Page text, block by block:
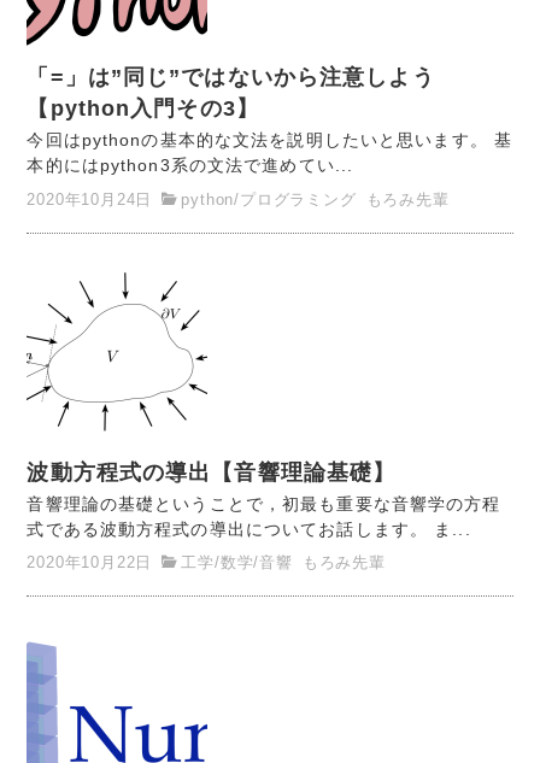
「=」は”同じ”ではないから注意しよう
【python入門その3】
今回はpythonの基本的な文法を説明したいと思います。 基
本的にはpython3系の文法で進めてい...
2020年10月24日
python/プログラミング もろみ先輩
波動方程式の導出【音響理論基礎】
音響理論の基礎ということで，初最も重要な音響学の方程
式である波動方程式の導出についてお話します。 ま...
2020年10月22日
工学/数学/音響 もろみ先輩